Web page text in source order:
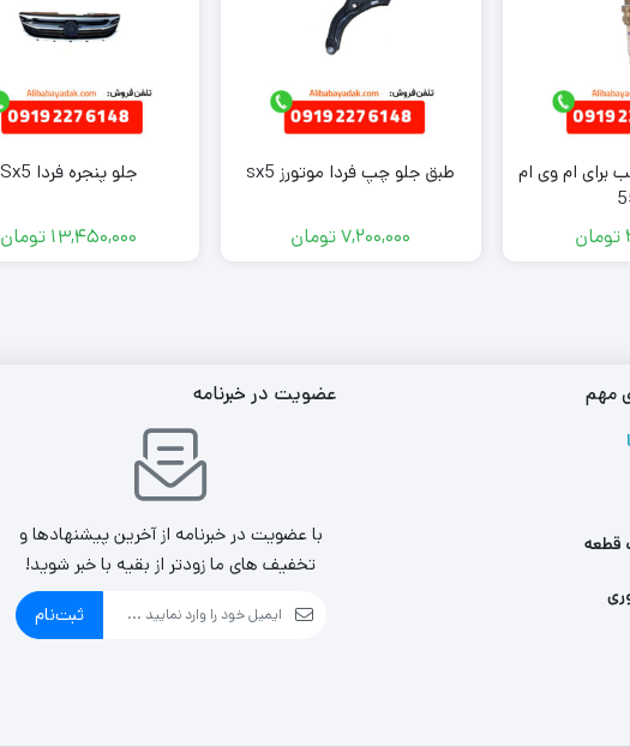
برای ام وی ام
تومان
طبق جلو چپ فردا موتورز sx5
7,200,000تومان
جلو پنجره فردا Sx5
13,450,000 تومان
مهم
قطعه
عضویت در خبرنامه
با عضویت در خبرنامه از آخرین پیشنهادها و
تخفیف های ما زودتر از بقیه با خبر شوید!
ثبت‌نام